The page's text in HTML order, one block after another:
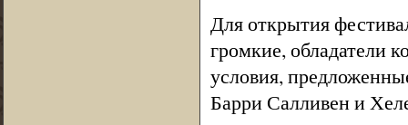
Для открытия
громкие, обладатели
условия,
Барри Салливен и